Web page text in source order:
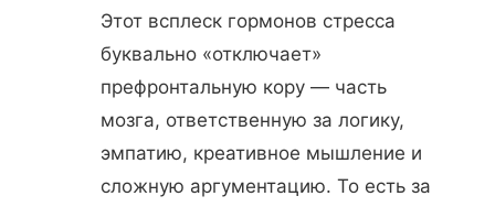
Этот всплеск гормонов стресса
буквально «отключает»
префронтальную кору — часть
мозга, ответственную за логику,
эмпатию, креативное мышление и
сложную аргументацию. То есть за